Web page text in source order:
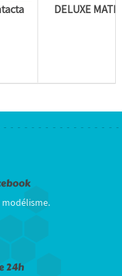
DELUXE
modélisme.
24h